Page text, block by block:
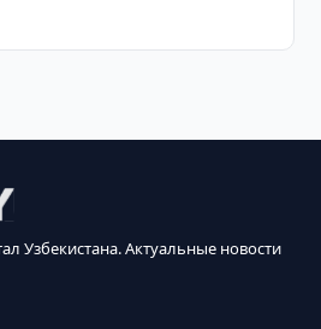
Узбекистана. Актуальные новости